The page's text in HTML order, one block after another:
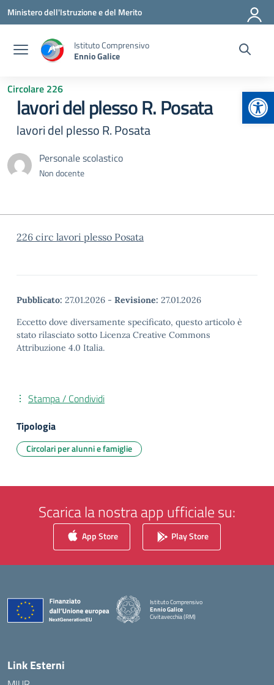
Vai ai contenuti
Vai al menu di navigazione
Vai al footer
Ministero dell'Istruzione e del Merito
Istituto Comprensivo
Ennio Galice
Circolare 226
lavori del plesso R. Posata
lavori del plesso R. Posata
Personale scolastico
Non docente
226 circ lavori plesso Posata
Pubblicato: 27.01.2026 - Revisione: 27.01.2026
Eccetto dove diversamente specificato, questo articolo è
stato rilasciato sotto Licenza Creative Commons
Attribuzione 4.0 Italia.
Stampa / Condividi
Tipologia
Circolari per alunni e famiglie
Scarica la nostra app ufficiale su:
App Store Play Store
Istituto Comprensivo
Ennio Galice
Civitavecchia (RM)
Link Esterni